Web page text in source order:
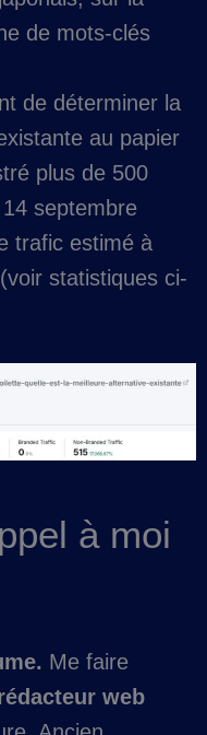
de mots-clés
de déterminer la
au papier
plus de 500
septembre
trafic estimé à
statistiques ci-
à moi
Me faire
web